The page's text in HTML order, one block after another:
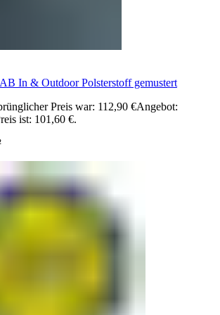
In & Outdoor Polsterstoff gemustert
Preis war: 112,90 €Angebot:
ist: 101,60 €.